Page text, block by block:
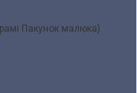
Пакунок малюка)